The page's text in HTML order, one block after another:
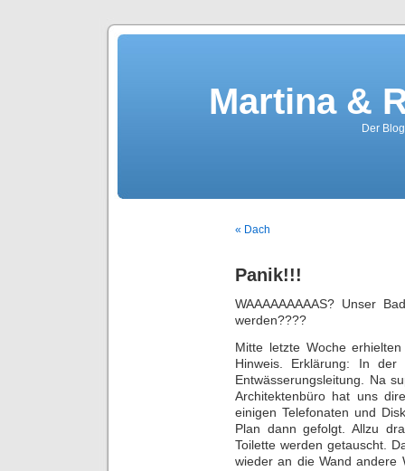
Martina &
Der
« Dach
Panik!!!
WAAAAAAAAAS? Unser
werden????
Mitte letzte Woche
Hinweis. Erklärung: In
Entwässerungsleitung. Na
Architektenbüro hat uns
einigen Telefonaten und
Plan dann gefolgt. Allzu
Toilette werden getauscht.
wieder an die Wand andere